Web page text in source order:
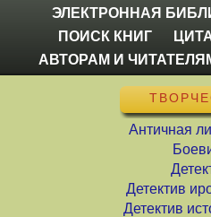
ЭЛЕКТРОННАЯ
ПОИСК КНИГ
АВТОРАМ И
Античная
Детектив
Детектив